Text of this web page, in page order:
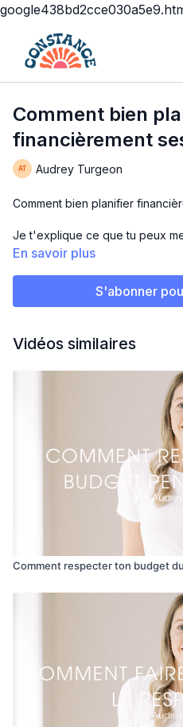
Comment bien
financièrement
Audrey Turgeon
Comment bien planifier
Je t'explique ce que tu peux
qui va te permettre de bien
Pour me contacter:
👉 sur TikTok:
En savoir plus
S'abonner
Vidéos similaires
Comment respecter ton budget